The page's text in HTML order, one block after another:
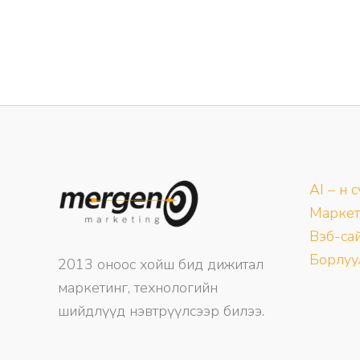
2013 оноос хойш бид дижитал
маркетинг, технологийн
шийдлүүд нэвтрүүлсээр билээ.
AI – н
Вэб-